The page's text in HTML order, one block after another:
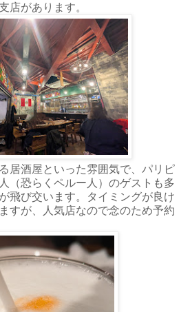
店があります。
居酒屋といった雰囲気で、パリピ
（恐らくペルー人）のゲストも多
飛び交います。タイミングが良け
すが、人気店なので念のため予約